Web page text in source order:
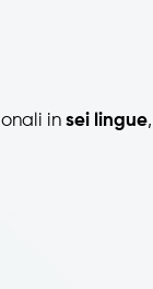
in sei lingue